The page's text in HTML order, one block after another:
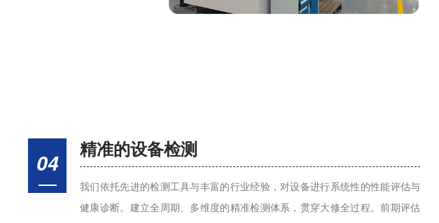
04
精准的设备检测
我们依托先进的检测工具与丰富的行业经验，对设备进行系统性的性能评估与
健康诊断。建立全周期、多维度的精准检测体系，贯穿大修全过程。前期评估